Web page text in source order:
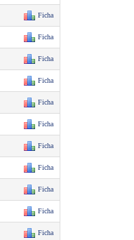
Ficha
Ficha
Ficha
Ficha
Ficha
Ficha
Ficha
Ficha
Ficha
Ficha
Ficha